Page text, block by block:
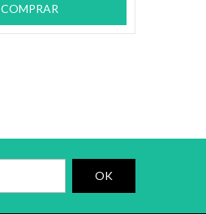
COMPRAR